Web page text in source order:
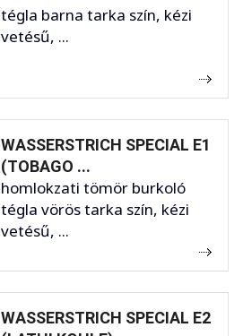
tégla barna tarka szín, kézi
vetésű, ...
WASSERSTRICH SPECIAL E1
(TOBAGO ...
homlokzati tömör burkoló
tégla vörös tarka szín, kézi
vetésű, ...
WASSERSTRICH SPECIAL E2